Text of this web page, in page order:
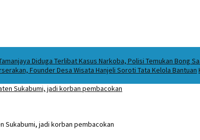
Diduga Terlibat Kasus Narkoba, Polisi Temukan Bong
Founder Desa Wisata Hanjeli Soroti Tata Kelola Bantuan
Sukabumi, jadi korban pembacokan